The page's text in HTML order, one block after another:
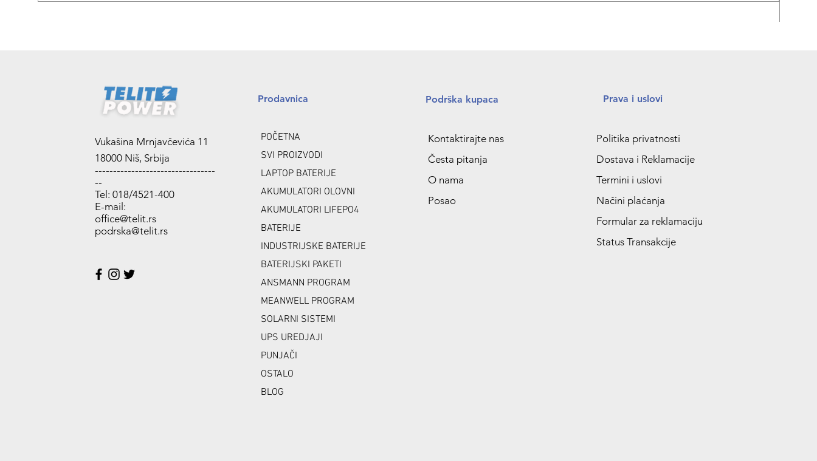
Vukašina Mrnjavčevića 11
18000 Niš, Srbija
---------------------------------
--
Tel: 018/4521-400
E-mail:
office@telit.rs
podrska@telit.rs
Prodavnica
POČETNA
SVI PROIZVODI
LAPTOP BATERIJE
AKUMULATORI OLOVNI
AKUMULATORI LIFEPO4
BATERIJE
INDUSTRIJSKE BATERIJE
BATERIJSKI PAKETI
ANSMANN PROGRAM
MEANWELL PROGRAM
SOLARNI SISTEMI
UPS UREDJAJI
PUNJAČI
OSTALO
BLOG
Podrška kupaca
Kontaktirajte nas
Česta pitanja
O nama
Posao
Prava i uslovi
Politika privatnosti
Dostava i Reklamacije
Termini i uslovi
Načini plaćanja
Formular za reklamaciju
Status Transakcije